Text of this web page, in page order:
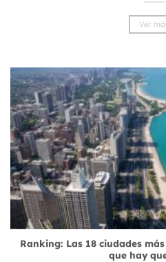
Ver
Ranking: Las 18 ciudades
que hay